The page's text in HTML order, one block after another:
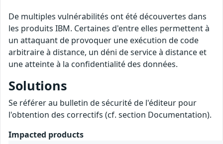
De multiples vulnérabilités ont été découvertes dans
les produits IBM. Certaines d'entre elles permettent à
un attaquant de provoquer une exécution de code
arbitraire à distance, un déni de service à distance et
une atteinte à la confidentialité des données.
Solutions
Se référer au bulletin de sécurité de l'éditeur pour
l'obtention des correctifs (cf. section Documentation).
Impacted products